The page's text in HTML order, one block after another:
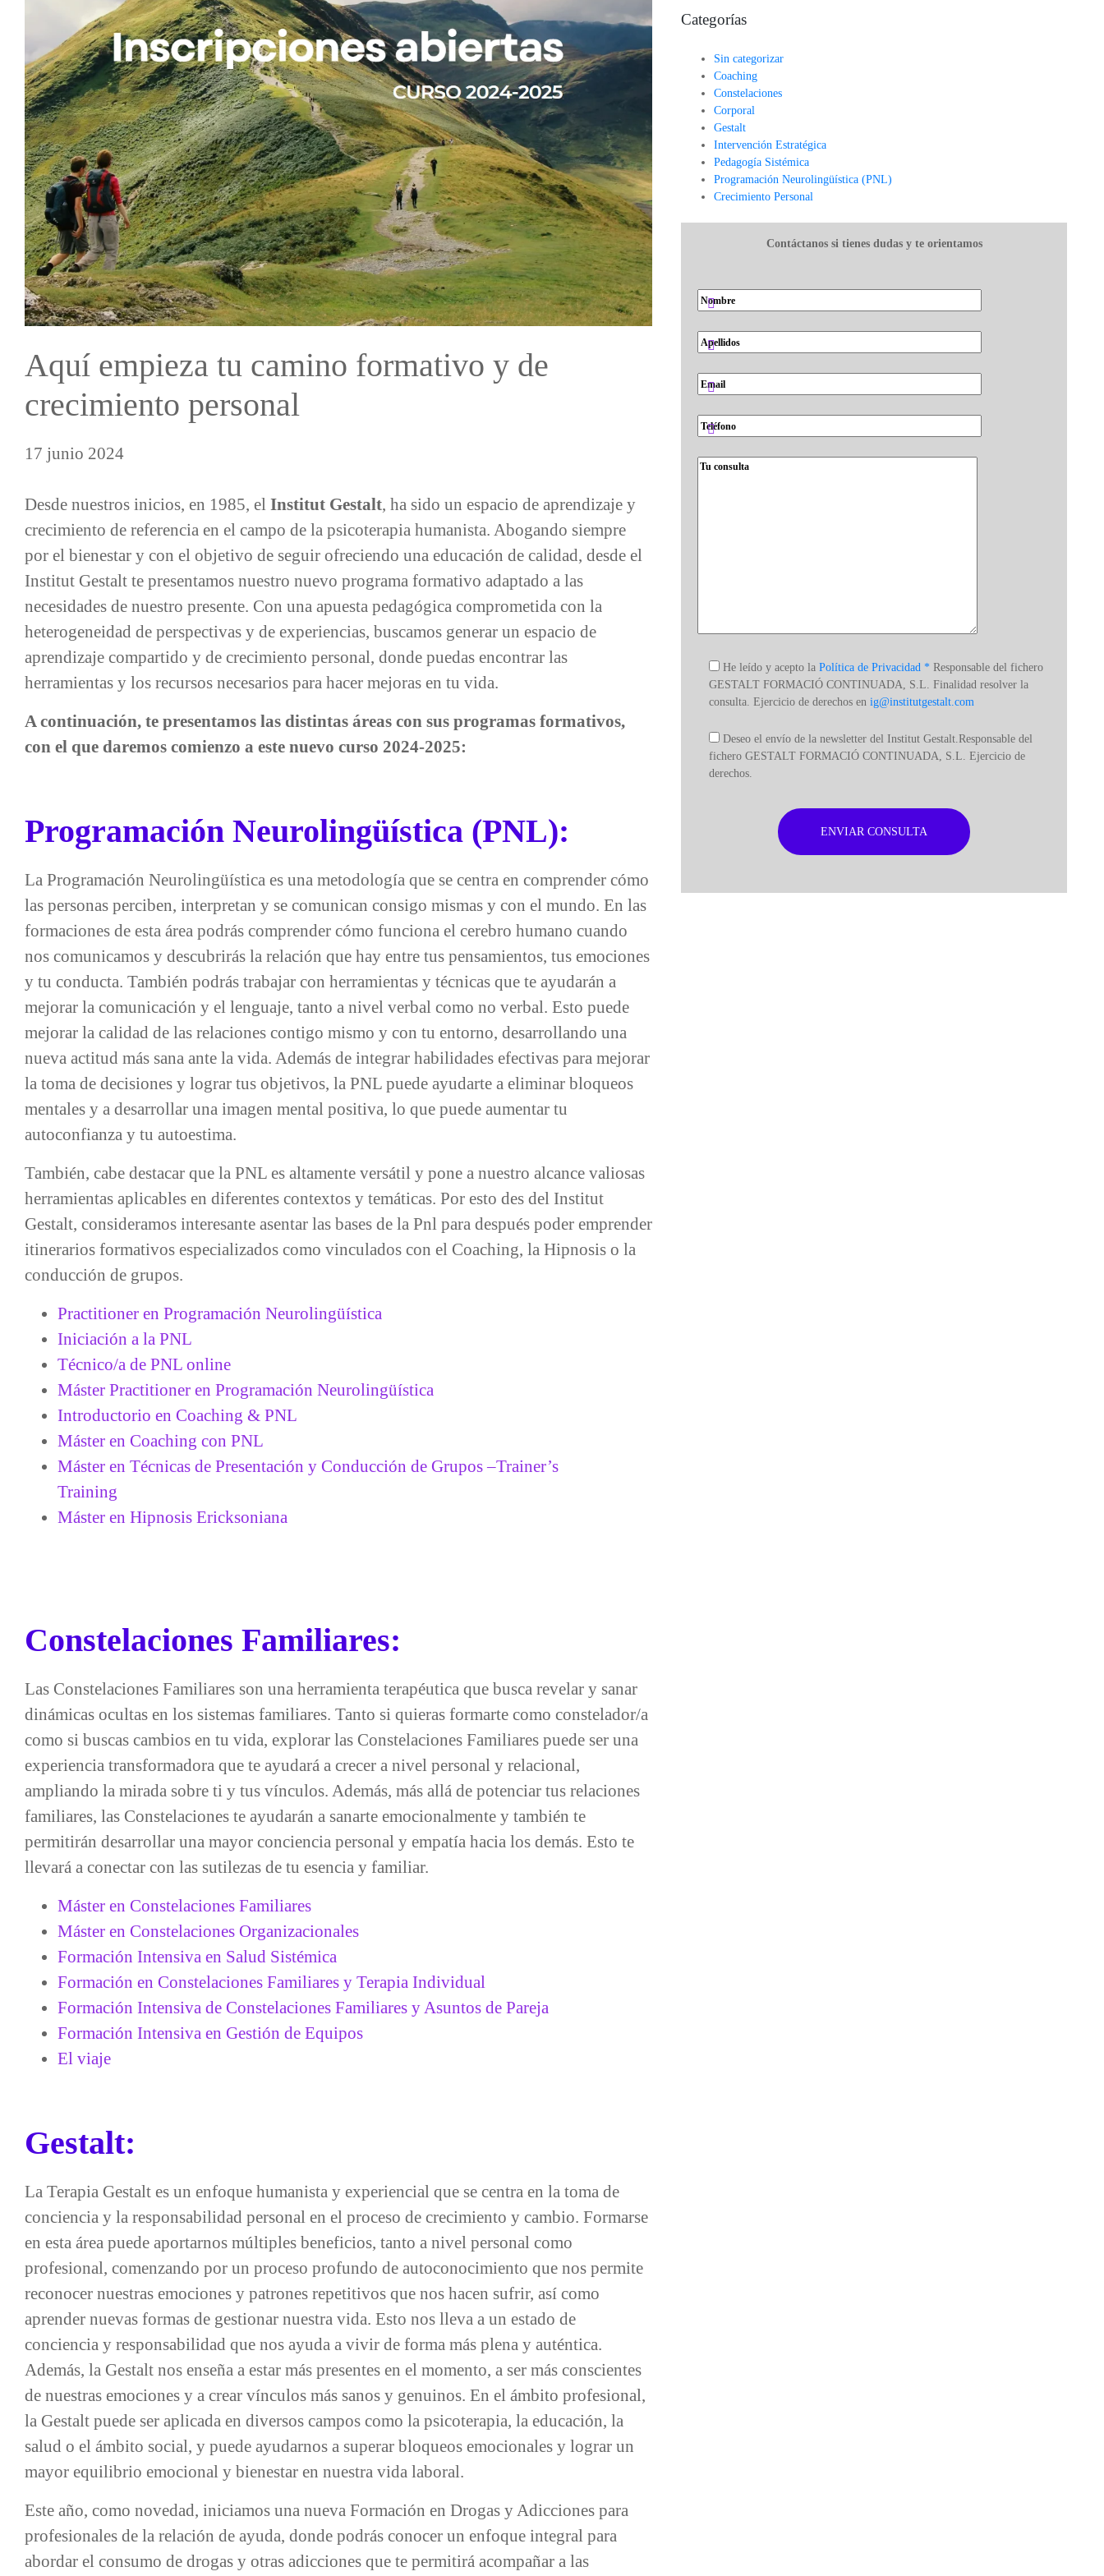
Aquí empieza tu camino formativo y de
crecimiento personal
17 junio 2024
Desde nuestros inicios, en 1985, el Institut Gestalt, ha sido un espacio de aprendizaje y
crecimiento de referencia en el campo de la psicoterapia humanista. Abogando siempre
por el bienestar y con el objetivo de seguir ofreciendo una educación de calidad, desde el
Institut Gestalt te presentamos nuestro nuevo programa formativo adaptado a las
necesidades de nuestro presente. Con una apuesta pedagógica comprometida con la
heterogeneidad de perspectivas y de experiencias, buscamos generar un espacio de
aprendizaje compartido y de crecimiento personal, donde puedas encontrar las
herramientas y los recursos necesarios para hacer mejoras en tu vida.
A continuación, te presentamos las distintas áreas con sus programas formativos,
con el que daremos comienzo a este nuevo curso 2024-2025:
Programación Neurolingüística (PNL):
La Programación Neurolingüística es una metodología que se centra en comprender cómo
las personas perciben, interpretan y se comunican consigo mismas y con el mundo. En las
formaciones de esta área podrás comprender cómo funciona el cerebro humano cuando
nos comunicamos y descubrirás la relación que hay entre tus pensamientos, tus emociones
y tu conducta. También podrás trabajar con herramientas y técnicas que te ayudarán a
mejorar la comunicación y el lenguaje, tanto a nivel verbal como no verbal. Esto puede
mejorar la calidad de las relaciones contigo mismo y con tu entorno, desarrollando una
nueva actitud más sana ante la vida. Además de integrar habilidades efectivas para mejorar
la toma de decisiones y lograr tus objetivos, la PNL puede ayudarte a eliminar bloqueos
mentales y a desarrollar una imagen mental positiva, lo que puede aumentar tu
autoconfianza y tu autoestima.
También, cabe destacar que la PNL es altamente versátil y pone a nuestro alcance valiosas
herramientas aplicables en diferentes contextos y temáticas. Por esto des del Institut
Gestalt, consideramos interesante asentar las bases de la Pnl para después poder emprender
itinerarios formativos especializados como vinculados con el Coaching, la Hipnosis o la
conducción de grupos.
Practitioner en Programación Neurolingüística
Iniciación a la PNL
Técnico/a de PNL online
Máster Practitioner en Programación Neurolingüística
Introductorio en Coaching & PNL
Máster en Coaching con PNL
Máster en Técnicas de Presentación y Conducción de Grupos –Trainer’s
Training
Máster en Hipnosis Ericksoniana
Constelaciones Familiares:
Las Constelaciones Familiares son una herramienta terapéutica que busca revelar y sanar
dinámicas ocultas en los sistemas familiares. Tanto si quieras formarte como constelador/a
como si buscas cambios en tu vida, explorar las Constelaciones Familiares puede ser una
experiencia transformadora que te ayudará a crecer a nivel personal y relacional,
ampliando la mirada sobre ti y tus vínculos. Además, más allá de potenciar tus relaciones
familiares, las Constelaciones te ayudarán a sanarte emocionalmente y también te
permitirán desarrollar una mayor conciencia personal y empatía hacia los demás. Esto te
llevará a conectar con las sutilezas de tu esencia y familiar.
Máster en Constelaciones Familiares
Máster en Constelaciones Organizacionales
Formación Intensiva en Salud Sistémica
Formación en Constelaciones Familiares y Terapia Individual
Formación Intensiva de Constelaciones Familiares y Asuntos de Pareja
Formación Intensiva en Gestión de Equipos
El viaje
Gestalt:
La Terapia Gestalt es un enfoque humanista y experiencial que se centra en la toma de
conciencia y la responsabilidad personal en el proceso de crecimiento y cambio. Formarse
en esta área puede aportarnos múltiples beneficios, tanto a nivel personal como
profesional, comenzando por un proceso profundo de autoconocimiento que nos permite
reconocer nuestras emociones y patrones repetitivos que nos hacen sufrir, así como
aprender nuevas formas de gestionar nuestra vida. Esto nos lleva a un estado de
conciencia y responsabilidad que nos ayuda a vivir de forma más plena y auténtica.
Además, la Gestalt nos enseña a estar más presentes en el momento, a ser más conscientes
de nuestras emociones y a crear vínculos más sanos y genuinos. En el ámbito profesional,
la Gestalt puede ser aplicada en diversos campos como la psicoterapia, la educación, la
salud o el ámbito social, y puede ayudarnos a superar bloqueos emocionales y lograr un
mayor equilibrio emocional y bienestar en nuestra vida laboral.
Este año, como novedad, iniciamos una nueva Formación en Drogas y Adicciones para
profesionales de la relación de ayuda, donde podrás conocer un enfoque integral para
abordar el consumo de drogas y otras adicciones que te permitirá acompañar a las
Categorías
Sin categorizar
Coaching
Constelaciones
Corporal
Gestalt
Intervención Estratégica
Pedagogía Sistémica
Programación Neurolingüística (PNL)
Crecimiento Personal
Contáctanos si tienes dudas y te orientamos
He leído y acepto la Política de Privacidad * Responsable del fichero
GESTALT FORMACIÓ CONTINUADA, S.L. Finalidad resolver la
consulta. Ejercicio de derechos en ig@institutgestalt.com
Deseo el envío de la newsletter del Institut Gestalt.Responsable del
fichero GESTALT FORMACIÓ CONTINUADA, S.L. Ejercicio de
derechos.